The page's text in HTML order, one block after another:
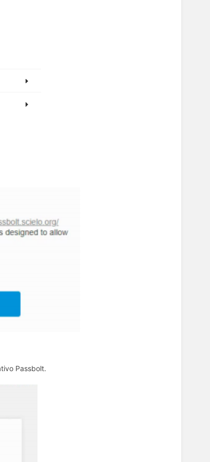
Passbolt.